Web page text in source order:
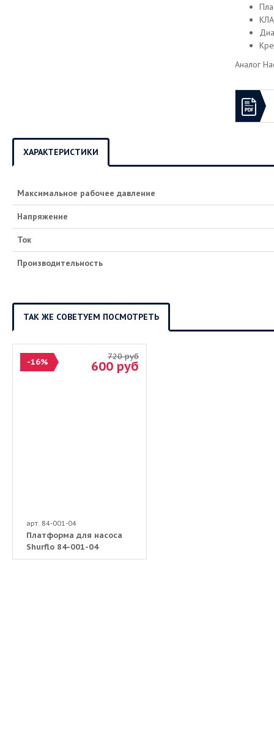
Аналог
ХАРАКТЕРИСТИКИ
Максимальное рабочее давление
Напряжение
Ток
Производительность
ТАК ЖЕ СОВЕТУЕМ ПОСМОТРЕТЬ
-16%
720руб
600 руб
арт. 84-001-04
Платформа для насоса
Shurflo 84-001-04